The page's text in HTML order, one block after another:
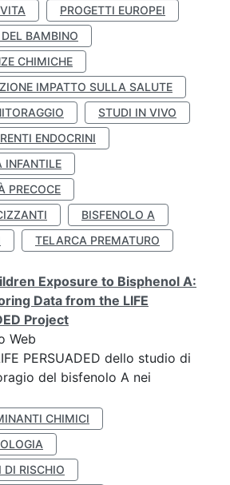
PROGETTI EUROPEI
BAMBINO
CHIMICHE
IMPATTO SULLA SALUTE
STUDI IN VIVO
ENDOCRINI
INFANTILE
PRECOCE
BISFENOLO A
TELARCA PREMATURO
Exposure to Bisphenol A:
Data from the LIFE
Project
Web
PERSUADED dello studio di
del bisfenolo A nei
CHIMICI
DI RISCHIO